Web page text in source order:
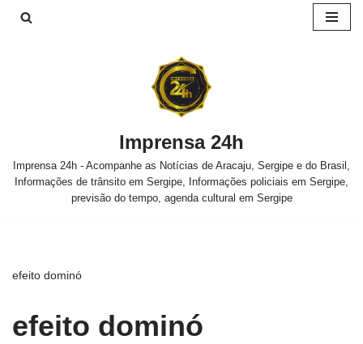
Imprensa 24h
Imprensa 24h - Acompanhe as Notícias de Aracaju, Sergipe e do Brasil,
Informações de trânsito em Sergipe, Informações policiais em Sergipe,
previsão do tempo, agenda cultural em Sergipe
efeito dominó
efeito dominó